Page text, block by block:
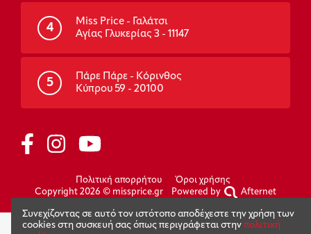
4
Miss Price - Γαλάτσι
Αγίας Γλυκερίας 3 - 11147
5
Πάρε Πάρε - Κόρινθος
Κύπρου 59 - 20100
Πολιτική απορρήτου
Όροι χρήσης
Copyright 2026 © missprice.gr
Powered by Afternet
Συνεχίζοντας σε αυτό τον ιστότοπο αποδέχεστε την χρήση των
cookies στη συσκευή σας όπως περιγράφεται στην πολιτική